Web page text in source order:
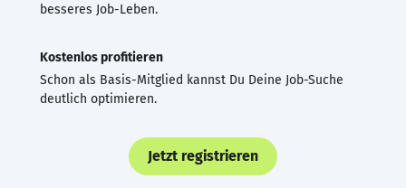
besseres Job-Leben.
Kostenlos profitieren
Schon als Basis-Mitglied kannst Du Deine Job-Suche
deutlich optimieren.
Jetzt registrieren